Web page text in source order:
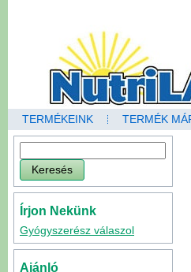
TERMÉKEINK TERMÉK
Írjon Nekünk
Gyógyszerész válaszol
Ajánló